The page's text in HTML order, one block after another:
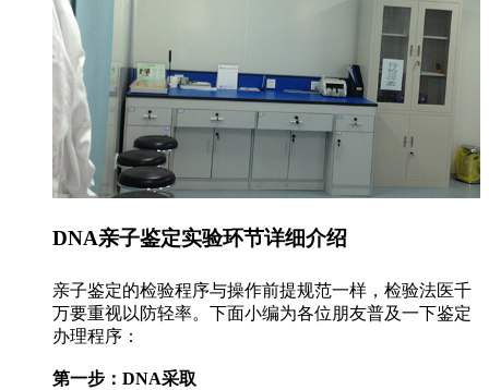
DNA亲子鉴定实验环节详细介绍
亲子鉴定的检验程序与操作前提规范一样，检验法医千
万要重视以防轻率。下面小编为各位朋友普及一下鉴定
办理程序：
第一步：DNA采取